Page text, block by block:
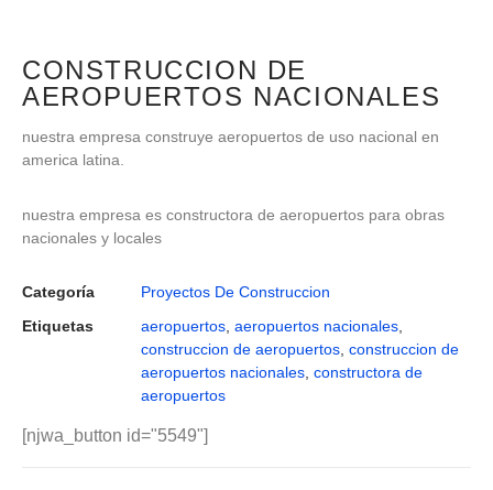
CONSTRUCCION DE
AEROPUERTOS NACIONALES
nuestra empresa construye aeropuertos de uso nacional en
america latina.
nuestra empresa es constructora de aeropuertos para obras
nacionales y locales
Categoría
Proyectos De Construccion
Etiquetas
aeropuertos aeropuertos nacionales
construccion de aeropuertos construccion de
aeropuertos nacionales constructora de
aeropuertos
[njwa_button id="5549"]